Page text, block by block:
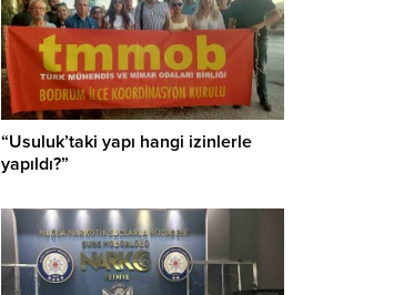
“Usuluk’taki yapı hangi izinlerle
yapıldı?”